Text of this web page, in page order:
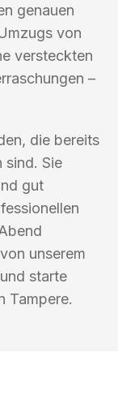
genauen
von
versteckten
–
die bereits
sind. Sie
gut
unserem
starte
Tampere.